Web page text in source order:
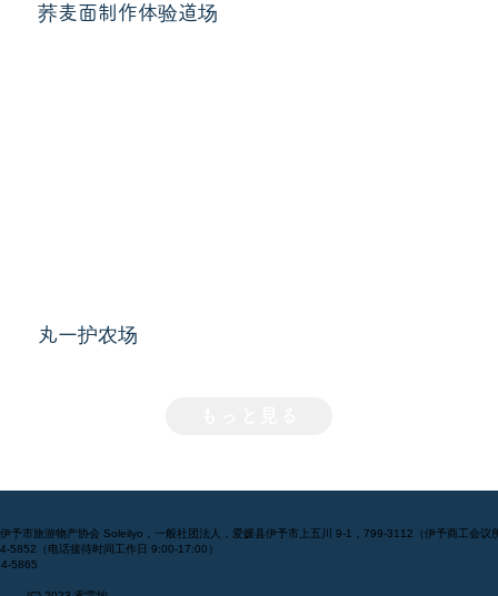
荞麦面制作体验道场
丸一护农场
予市旅游物产协会 Soleilyo，一般社团法人，爱媛县伊予市上五川 9-1，799-3112（伊予商工会议
5852（电话接待时间工作日 9:00-17:00）
5865